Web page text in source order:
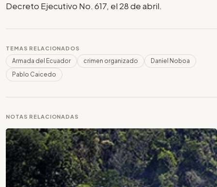
Decreto Ejecutivo No. 617, el 28 de abril.
TEMAS RELACIONADOS
Armada del Ecuador crimen organizado
Daniel Noboa
Pablo Caicedo
NOTAS RELACIONADAS